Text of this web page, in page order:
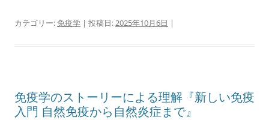
カテゴリー:免疫学 | 投稿日:2025年10月6日 |
免疫学のストーリーによる理解『新しい免疫
入門 自然免疫から自然炎症まで』